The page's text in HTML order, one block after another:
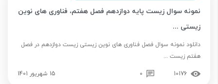
نمونه سوال زیست پایه دوازدهم فصل هفتم، فناوری های نوین
زیستی ...
دانلود نمونه سوال فصل فناوری های نوین زیستی زیست دوازدهم در فصل
هفتم زیست ...
10176
0 15 شهریور 1401